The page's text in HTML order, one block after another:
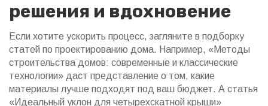
решения и вдохновение
Если хотите ускорить процесс, загляните в подборку
статей по проектированию дома. Например, «Методы
строительства домов: современные и классические
технологии» даст представление о том, какие
материалы лучше подходят под ваш бюджет. А статья
«Идеальный уклон для четырехскатной крыши»